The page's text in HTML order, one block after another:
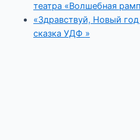
театра «Волшебная
«Здравствуй, Новый
сказка УДФ »